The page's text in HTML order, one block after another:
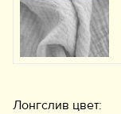
Лонгслив цвет: